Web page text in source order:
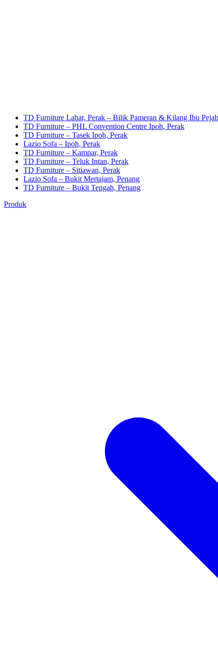
TD Furniture Lahat, Perak – Bilik Pameran & Kilang Ibu
TD Furniture – PHL Convention Centre Ipoh, Perak
TD Furniture – Tasek Ipoh, Perak
Lazio Sofa – Ipoh, Perak
TD Furniture – Kampar, Perak
TD Furniture – Teluk Intan, Perak
TD Furniture – Sitiawan, Perak
Lazio Sofa – Bukit Mertajam, Penang
TD Furniture – Bukit Tengah, Penang
Produk